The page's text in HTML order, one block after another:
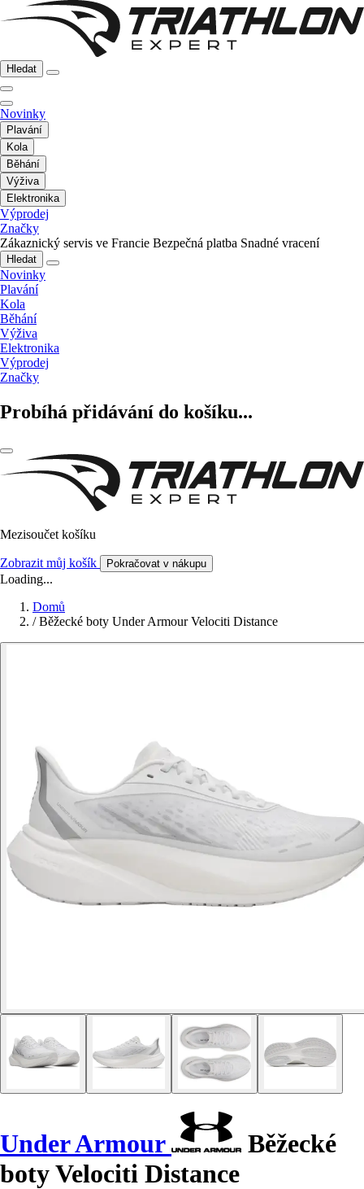
Hledat
Novinky
Plavání
Kola
Běhání
Výživa
Elektronika
Výprodej
Značky
Zákaznický servis ve Francie Bezpečná platba Snadné vracení
Hledat
Novinky
Plavání
Kola
Běhání
Výživa
Elektronika
Výprodej
Značky
Probíhá přidávání do košíku...
Mezisoučet košíku
Zobrazit můj košík Pokračovat v nákupu
Loading...
Domů
/ Běžecké boty Under Armour Velociti Distance
Under Armour
Běžecké
boty Velociti Distance